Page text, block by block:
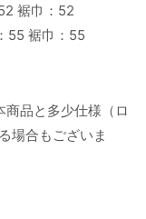
裾巾：52
55 裾巾：55
品と多少仕様（ロ
場合もございま